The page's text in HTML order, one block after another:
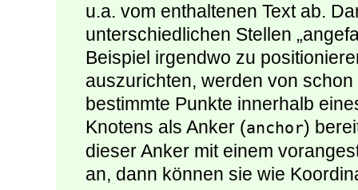
u.a. vom enthaltenen Text ab.
unterschiedlichen Stellen
Beispiel irgendwo zu
auszurichten, werden von
bestimmte Punkte innerhalb
Knotens als Anker (anchor)
dieser Anker mit einem
an, dann können sie wie